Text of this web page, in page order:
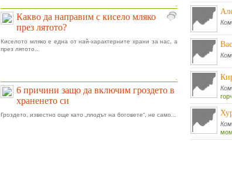
Какво да направим с кисело мляко
през лятото?
Киселото мляко е една от най-характерните храни за нас, а
през лятото...
6 причини защо да включим гроздето в
храненето си
Гроздето, известно още като „плодът на боговете“, не само...